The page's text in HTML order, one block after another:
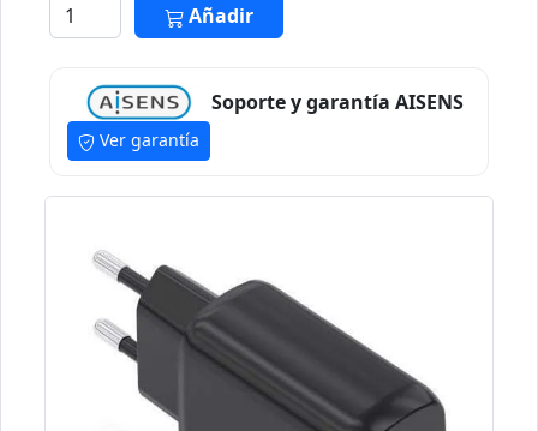
Añadir
Soporte y garantía AISENS
Ver garantía